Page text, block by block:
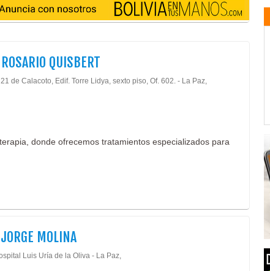
QUISBERT
de Calacoto, Edif. Torre Lidya, sexto piso, Of. 602. - La Paz,
donde ofrecemos tratamientos especializados para
MOLINA
Luis Uría de la Oliva - La Paz,